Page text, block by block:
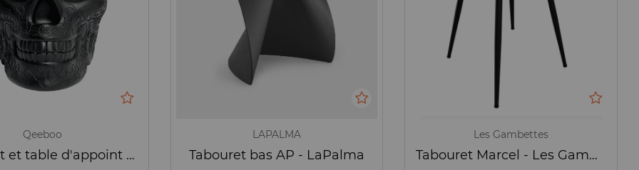
Qeeboo
Tabouret et table d'appoint Mexico - Qeeboo
LAPALMA
Tabouret bas AP - LaPalma
Les Gambettes
Tabouret Marcel - Les Gambettes